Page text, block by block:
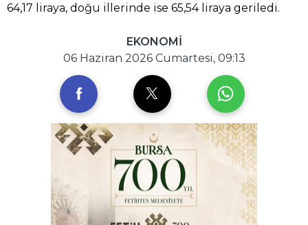
64,17 liraya, doğu illerinde ise 65,54 liraya geriledi.
EKONOMİ
06 Haziran 2026 Cumartesi, 09:13